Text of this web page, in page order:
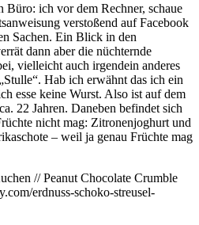
Büro: ich vor dem Rechner, schaue
verstoßend auf Facebook
Sachen. Ein Blick in den
dann aber die nüchternde
vielleicht auch irgendein anderes
Hab ich erwähnt das ich ein
esse keine Wurst. Also ist auf dem
22 Jahren. Daneben befindet sich
nicht mag: Zitronenjoghurt und
– weil ja genau Früchte mag